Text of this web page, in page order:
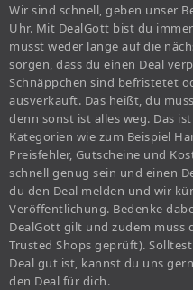
Wir sind schnell, geben unser
Uhr. Mit DealGott bist du
musst weder lange auf die
sorgen, dass du einen Deal
Schnäppchen sind befristetet
ausverkauft. Das heißt, du
denn sonst ist alles weg. Das
Kategorien wie zum Beispiel
Preisfehler, Gutscheine und
schnell genug sein und einen
du den Deal melden und wir
Veröffentlichung. Bedenke
DealGott gilt und zudem muss
Trusted Shops geprüft).
Deal gut ist, kannst du uns
den Deal für dich.